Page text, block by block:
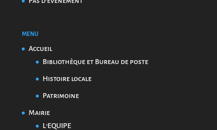
MENU
Accueil
Bibliothèque et Bureau de poste
Histoire locale
Patrimoine
Mairie
L’EQUIPE